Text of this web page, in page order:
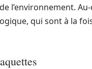
l’environnement.
qui sont à la